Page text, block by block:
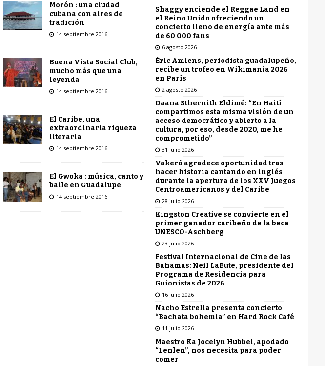
Morón : una ciudad
cubana con aires de
tradición
14 septiembre 2016
Buena Vista Social Club,
mucho más que una
leyenda
14 septiembre 2016
El Caribe, una
extraordinaria riqueza
literaria
14 septiembre 2016
El Gwoka : música, canto y
baile en Guadalupe
14 septiembre 2016
Shaggy enciende el Reggae Land en
el Reino Unido ofreciendo un
concierto lleno de energía ante más
de 60 000 fans
6 agosto 2026
Éric Amiens, periodista guadalupeño,
recibe un trofeo en Wikimania 2026
en París
2 agosto 2026
Daana Sthernith Eldimé: “En Haití
compartimos esta misma visión de un
acceso democrático y abierto a la
cultura, por eso, desde 2020, me he
comprometido”
31 julio 2026
Vakeró agradece oportunidad tras
hacer historia cantando en inglés
durante la apertura de los XXV Juegos
Centroamericanos y del Caribe
28 julio 2026
Kingston Creative se convierte en el
primer ganador caribeño de la beca
UNESCO-Aschberg
23 julio 2026
Festival Internacional de Cine de las
Bahamas: Neil LaBute, presidente del
Programa de Residencia para
Guionistas de 2026
16 julio 2026
Nacho Estrella presenta concierto
“Bachata bohemia” en Hard Rock Café
11 julio 2026
Maestro Ka Jocelyn Hubbel, apodado
“Lenlen”, nos necesita para poder
comer